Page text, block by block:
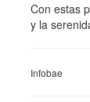
Con estas
y la
Infobae